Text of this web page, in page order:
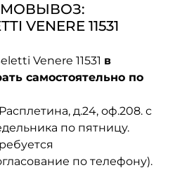
VENERE 11531
Venere 11531 в
самостоятельно по
д.24, оф.208. с
по пятницу.
по телефону).